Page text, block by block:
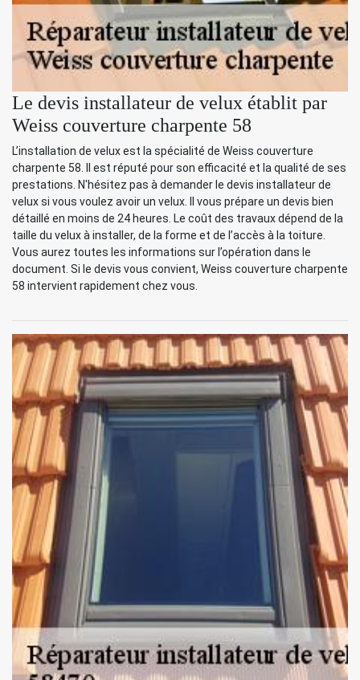
Le devis installateur de velux établit par
Weiss couverture charpente 58
L’installation de velux est la spécialité de Weiss couverture
charpente 58. Il est réputé pour son efficacité et la qualité de ses
prestations. N'hésitez pas à demander le devis installateur de
velux si vous voulez avoir un velux. Il vous prépare un devis bien
détaillé en moins de 24 heures. Le coût des travaux dépend de la
taille du velux à installer, de la forme et de l’accès à la toiture.
Vous aurez toutes les informations sur l’opération dans le
document. Si le devis vous convient, Weiss couverture charpente
58 intervient rapidement chez vous.